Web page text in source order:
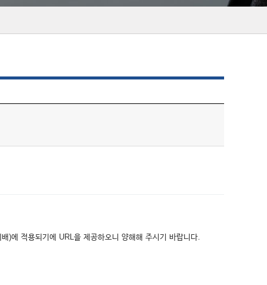
)에 적용되기에 URL을 제공하오니 양해해 주시기 바랍니다.